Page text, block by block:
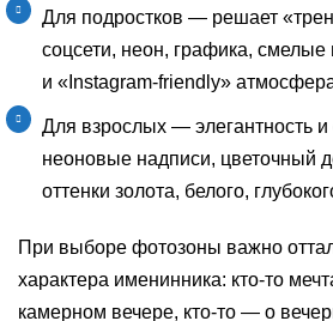
Для подростков — решает
соцсети, неон, графика, смелые
и «Instagram-friendly»
Для взрослых — элегантность и
неоновые надписи, цветочный
оттенки золота, белого,
При выборе фотозоны важно
характера именинника: кто-то
камерном вечере, кто-то — о